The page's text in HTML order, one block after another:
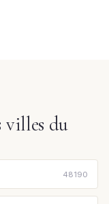
villes du
48190